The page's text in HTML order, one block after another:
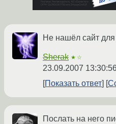
Не нашёл сайт
Sherak ★☆
23.09.2007
Показать ответ
Послать на него